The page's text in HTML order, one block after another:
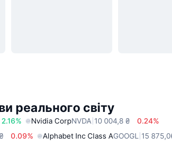
реального світу
2.16% Nvidia CorpNVDA 10 004,8 ₴
0.24%
0.09% Alphabet Inc Class AGOOGL 15